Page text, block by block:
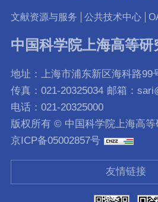
文献资源与服务 公共技术中心
中国科学院上海高等研
地址：上海市浦东新区海科路99
传真：021-20325034 邮箱：
电话：021-20325000
版权所有 © 中国科学院上海高等
京ICP备05002857号
友情链接